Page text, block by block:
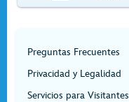
Preguntas Frecuentes
Privacidad y Legalidad
Servicios para Visitantes